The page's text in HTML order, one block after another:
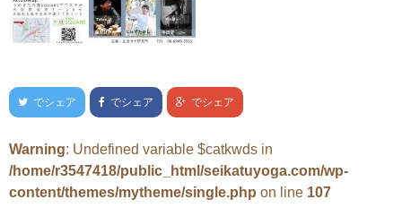
でシェア でシェア でシェア
Warning: Undefined variable $catkwds in
/home/r3547418/public_html/seikatuyoga.com/wp-
content/themes/mytheme/single.php on line 107